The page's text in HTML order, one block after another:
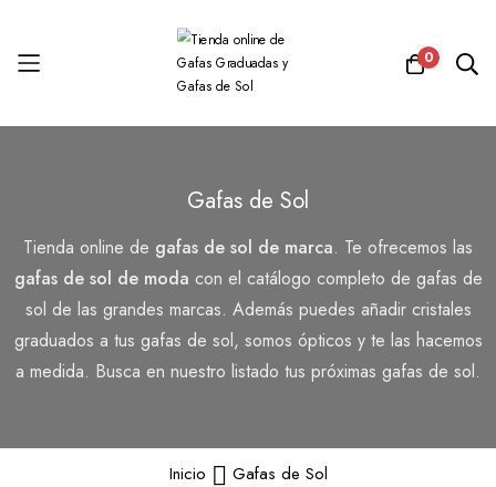
0
Gafas de Sol
Tienda online de gafas de sol de marca. Te ofrecemos las
gafas de sol de moda con el catálogo completo de gafas de
sol de las grandes marcas. Además puedes añadir cristales
graduados a tus gafas de sol, somos ópticos y te las hacemos
a medida. Busca en nuestro listado tus próximas gafas de sol.
Inicio Gafas de Sol